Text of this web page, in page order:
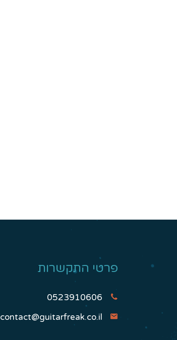
פרטי התקשרות
0523910606
contact@guitarfreak.co.il